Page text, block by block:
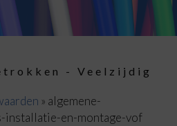
- Veelzijdig
» algemene-
installatie-en-montage-vof